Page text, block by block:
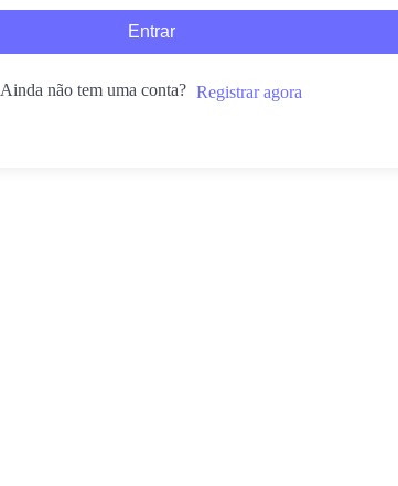
Entrar
Ainda não tem uma conta? Registrar agora